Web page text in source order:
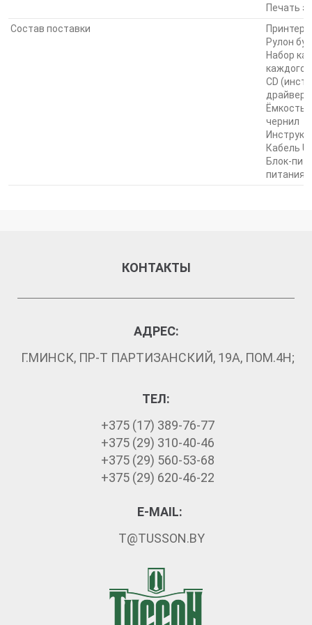
Печать
Состав поставки
Принтер
Рулон
Набор
каждого
CD
драйвер,
Ёмкость
чернил
Кабель
Блок-
питания)
КОНТАКТЫ
АДРЕС:
Г.МИНСК, ПР-Т ПАРТИЗАНСКИЙ, 19А, ПОМ.4Н;
ТЕЛ:
+375 (17) 389-76-77
+375 (29) 310-40-46
+375 (29) 560-53-68
+375 (29) 620-46-22
E-MAIL:
T@TUSSON.BY